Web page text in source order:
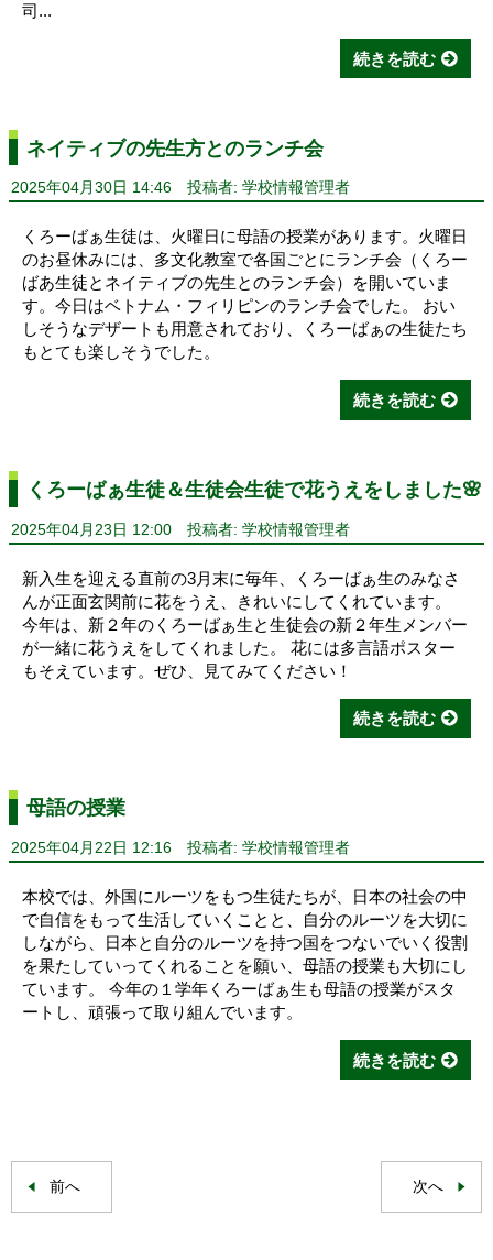
司...
続きを読む
ネイティブの先生方とのランチ会
2025年04月30日 14:46 投稿者: 学校情報管理者
くろーばぁ生徒は、火曜日に母語の授業があります。火曜日
のお昼休みには、多文化教室で各国ごとにランチ会（くろー
ばあ生徒とネイティブの先生とのランチ会）を開いていま
す。今日はベトナム・フィリピンのランチ会でした。 おい
しそうなデザートも用意されており、くろーばぁの生徒たち
もとても楽しそうでした。
続きを読む
くろーばぁ生徒＆生徒会生徒で花うえをしました🌸
2025年04月23日 12:00 投稿者: 学校情報管理者
新入生を迎える直前の3月末に毎年、くろーばぁ生のみなさ
んが正面玄関前に花をうえ、きれいにしてくれています。
今年は、新２年のくろーばぁ生と生徒会の新２年生メンバー
が一緒に花うえをしてくれました。 花には多言語ポスター
もそえています。ぜひ、見てみてください！
続きを読む
母語の授業
2025年04月22日 12:16 投稿者: 学校情報管理者
本校では、外国にルーツをもつ生徒たちが、日本の社会の中
で自信をもって生活していくことと、自分のルーツを大切に
しながら、日本と自分のルーツを持つ国をつないでいく役割
を果たしていってくれることを願い、母語の授業も大切にし
ています。 今年の１学年くろーばぁ生も母語の授業がスタ
ートし、頑張って取り組んでいます。
続きを読む
前へ 次へ